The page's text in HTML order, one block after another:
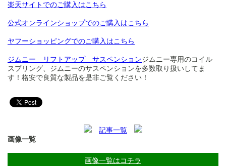
楽天サイトでのご購入はこちら
公式オンラインショップでのご購入はこちら
ヤフーショッピングでのご購入はこちら
ジムニー リフトアップ サスペンションジムニー専用のコイル
スプリング、ジムニーのサスペンションを多数取り扱いしてま
す！格安で良質な製品を是非ご覧ください！
記事一覧
画像一覧
画像一覧はコチラ